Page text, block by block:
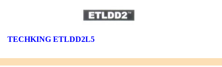
TECHKING ETLDD2L5